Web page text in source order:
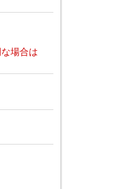
場合は